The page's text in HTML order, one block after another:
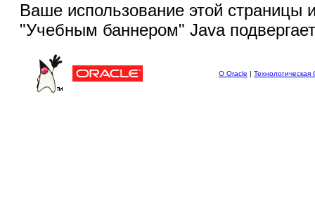
Ваше использование этой страницы
"Учебным баннером" Java
О Oracle | Технологическая